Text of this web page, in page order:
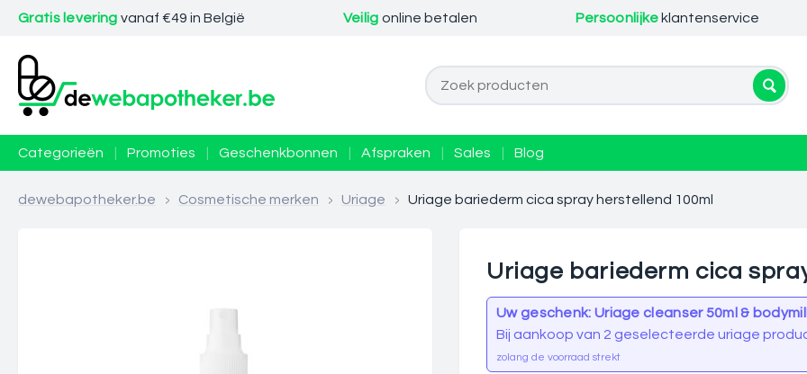
Gratis levering vanaf €49 in België Veilig online betalen Persoonlijke klantenservice
Categorieën Promoties Geschenkbonnen Afspraken Sales Blog
dewebapotheker.be > Cosmetische merken > Uriage > Uriage bariederm cica spray herstellend 100ml
Uriage bariederm cica
Uw geschenk: Uriage cleanser 50ml &
Bij aankoop van 2 geselecteerde uriage
zolang de voorraad strekt